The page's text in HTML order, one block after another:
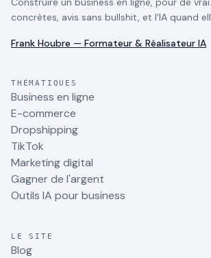
concrètes, avis sans bullshit, et l'IA quand
Frank Houbre — Formateur & Réalisateur IA
THÉMATIQUES
Business en ligne
E-commerce
Dropshipping
TikTok
Marketing digital
Gagner de l'argent
Outils IA pour business
LE SITE
Blog